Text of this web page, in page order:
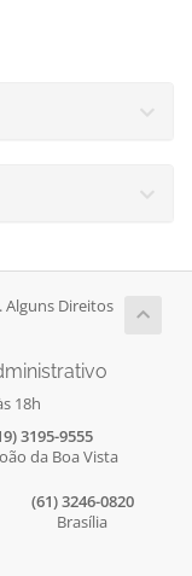
Alguns Direitos
18h
3195-9555
da Boa Vista
(61) 3246-0820
Brasília